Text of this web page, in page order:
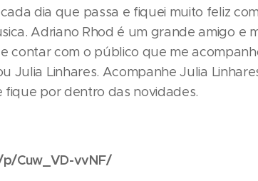
dia que passa e fiquei muito feliz
Adriano Rhod é um grande amigo e
contar com o público que me
Julia Linhares. Acompanhe Julia
fique por dentro das novidades.
Cuw_VD-vvNF/